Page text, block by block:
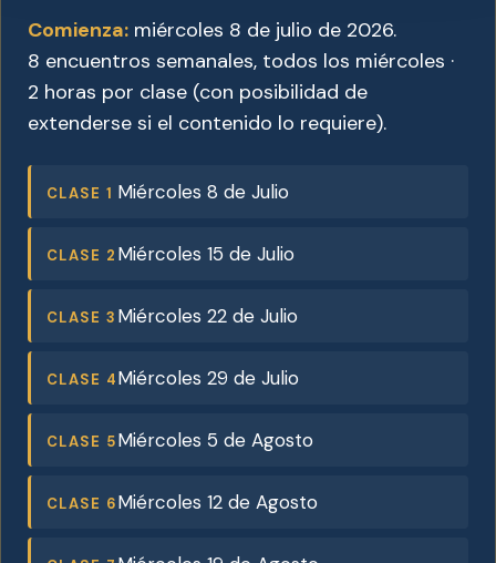
Comienza: miércoles 8 de julio de 2026.
8 encuentros semanales, todos los miércoles ·
2 horas por clase (con posibilidad de
extenderse si el contenido lo requiere).
CLASE 1 Miércoles 8 de Julio
CLASE 2 Miércoles 15 de Julio
CLASE 3 Miércoles 22 de Julio
CLASE 4Miércoles 29 de Julio
CLASE 5Miércoles 5 de Agosto
CLASE 6Miércoles 12 de Agosto